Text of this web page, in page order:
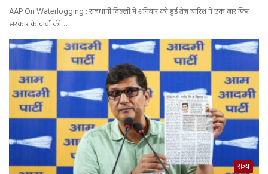
AAP On Waterlogging : राजधानी दिल्ली में शनिवार को हुई तेज़ बारिश ने एक बार फिर
सरकार के दावों की…
राज्य